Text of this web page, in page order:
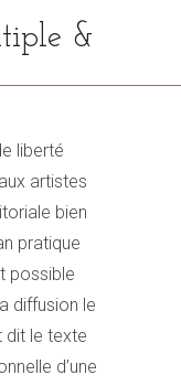
&
liberté
artistes
bien
pratique
possible
diffusion le
dit le texte
d’une